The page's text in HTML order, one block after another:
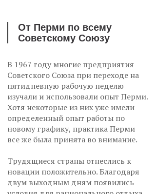
От Перми по всему
Советскому Союзу
В 1967 году многие предприятия
Советского Союза при переходе на
пятидневную рабочую неделю
изучали и использовали опыт Перми.
Хотя некоторые из них уже имели
определенный опыт работы по
новому графику, практика Перми
все же была принята во внимание.
Трудящиеся страны отнеслись к
новации положительно. Благодаря
двум выходным дням появились